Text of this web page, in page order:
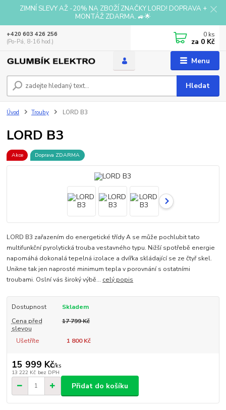
ZIMNÍ SLEVY AŽ -20% NA ZBOŽÍ ZNAČKY LORD! DOPRAVA +
MONTÁŽ ZDARMA. 🚙🌟
Menu
Hledat
+420 603 426 256
(Po-Pá, 8-16 hod.)
0 ks
za 0 Kč
Úvod Trouby LORD B3
LORD B3
Akce Doprava ZDARMA
LORD B3 zařazením do energetické třídy A se může pochlubit tato
multifunkční pyrolytická trouba vestavného typu. Nižší spotřebě energie
napomáhá dokonalá tepelná izolace a dvířka skládající se ze čtyř skel.
Unikne tak jen naprosté minimum tepla v porovnání s ostatními
troubami. Oslní vás široký výbě... celý popis
Dostupnost
Skladem
Cena před
slevou
17 799 Kč
Ušetříte 1 800 Kč
15 999 Kč/ks
13 222 Kč bez DPH
Přidat do košíku